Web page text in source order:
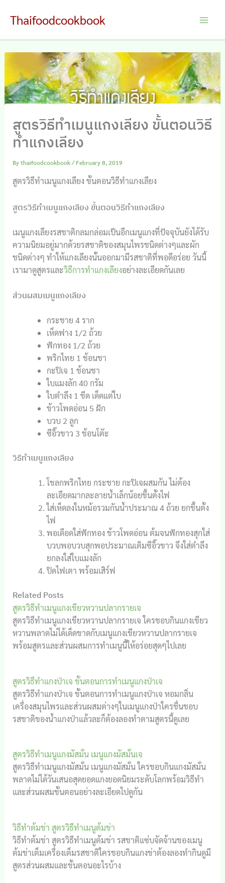
Thaifoodcookbook
สูตรวิธีทำเมนูแกงเลียง ขั้นตอนวิธี
ทำแกงเลียง
Bythaifoodcookbook/February 8, 2019
สูตรวิธีทำเมนูแกงเลียง ขั้นตอนวิธีทำแกงเลียง
สูตรวิธีทำเมนูแกงเลียง ขั้นตอนวิธีทำแกงเลียง
เมนูแกงเลียงรสชาติกลมกล่อมเป็นอีกเมนูแกงที่ปัจจุบันยังได้รับ
ความนิยมอยู่มากด้วยรสชาติของสมุนไพรชนิดต่างๆและผัก
ชนิดต่างๆ ทำให้แกงเลียงนั้นออกมามีรสชาติที่พอดีอร่อย วันนี้
เรามาดูสูตรและวิธีการทำแกงเลียงอย่างละเอียดกันเลย
ส่วนผสมเมนูแกงเลียง
กระชาย 4 ราก
เห็ดฟาง 1/2 ถ้วย
ฟักทอง 1/2 ถ้วย
พริกไทย 1 ช้อนชา
กะปิเจ 1 ช้อนชา
ใบแมงลัก 40 กรัม
ใบตำลึง 1 ขีด เด็ดแต่ใบ
ข้าวโพดอ่อน 5 ฝัก
บวบ 2 ลูก
ซีอิ๊วขาว 3 ช้อนโต๊ะ
วิธีทำเมนูแกงเลียง
โขลกพริกไทย กระชาย กะปิเจผสมกัน ไม่ต้อง
ละเอียดมากละลายน้ำเล็กน้อยขึ้นตั้งไฟ
ใส่เห็ดลงในหม้อรวมกันน้ำประมาณ 4 ถ้วย ยกขึ้นตั้ง
ไฟ
พอเดือดใส่ฟักทอง ข้าวโพดอ่อน ต้มจนฟักทองสุกใส่
บวบพอบวบสุกพอประมาณเติมซีอิ๊วขาว จึงใส่ตำลึง
ยกลงใส่ใบแมงลัก
ปิดไฟเตา พร้อมเสิร์ฟ
Related Posts
สูตรวิธีทำเมนูแกงเขียวหวานปลากรายเจ
สูตรวิธีทำเมนูแกงเขียวหวานปลากรายเจ ใครชอบกินแกงเขียว
หวานพลาดไม่ได้เด็ดขาดกับเมนูแกงเขียวหวานปลากรายเจ
พร้อมสูตรและส่วนผสมการทำเมนูนี้ให้อร่อยสุดๆไปเลย
สูตรวิธีทำแกงป่าเจ ขั้นตอนการทำเมนูแกงป่าเจ
สูตรวิธีทำแกงป่าเจ ขั้นตอนการทำเมนูแกงป่าเจ หอมกลิ่น
เครื่องสมุนไพรและส่วนผสมต่างๆในเมนูแกงป่าใครชื่นชอบ
รสชาติของน้ำแกงป่าแล้วละก็ต้องลองทำตามสูตรนี้ดูเลย
สูตรวิธีทำเมนูแกงมัสมั่น เมนูแกงมัสมั่นเจ
สูตรวิธีทำเมนูแกงมัสมั่น เมนูแกงมัสมั่น ใครชอบกินแกงมัสมั่น
พลาดไม่ได้วันเสนอสุดยอดแกงยอดนิยมระดับโลกพร้อมวิธีทำ
และส่วนผสมขั้นตอนอย่างละเอียดไปดูกัน
วิธีทำต้มข่า สูตรวิธีทำเมนูต้มข่า
วิธีทำต้มข่า สูตรวิธีทำเมนูต้มข่า รสชาติแซ่บจัดจ้านของเมนู
ต้มข่าเต็มเครื่องเต็มรสชาติใครชอบกินแกงข่าต้องลองทำกินดูมี
สูตรส่วนผสมและขั้นตอนอะไรบ้าง